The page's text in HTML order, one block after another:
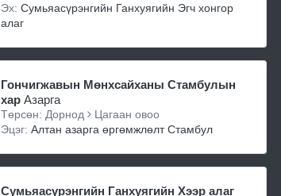
Эх: Сумьяасүрэнгийн Ганхуягийн Эгч хонгор
алаг
Гончигжавын Мөнхсайханы Стамбулын
харАзарга
Төрсөн: Дорнод
Цагаан овоо
Эцэг: Алтан азарга өргөмжлөлт Стамбул
Сумьяасүрэнгийн Ганхуягийн Хээр алаг